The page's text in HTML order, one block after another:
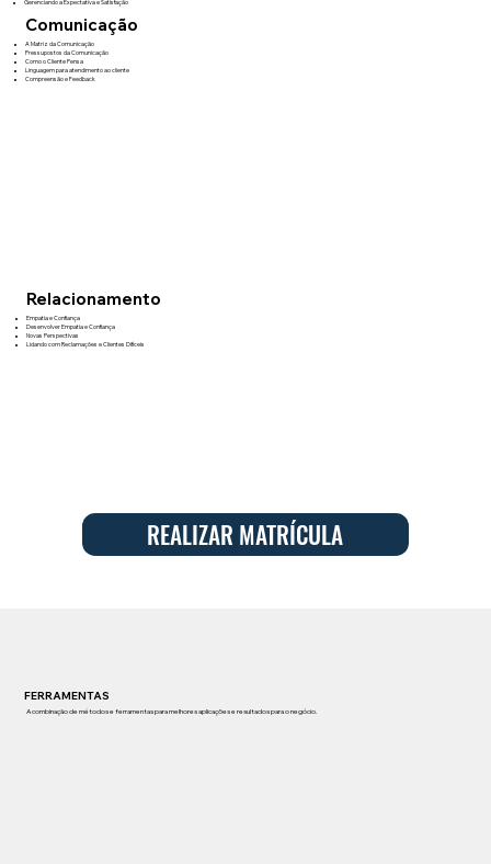
Gerenciando a Expectativa e Satisfação
Comunicação
A Matriz da Comunicação
Pressupostos da Comunicação
Como o Cliente Pensa
Linguagem para atendimento ao cliente
Compreensão e Feedback
Relacionamento
Empatia e Confiança
Desenvolver Empatia e Confiança
Novas Perspectivas
Lidando com Reclamações e Clientes Difíceis
REALIZAR MATRÍCULA
FERRAMENTAS
A combinação de métodos e ferramentas para melhores aplicações e resultados para o negócio.